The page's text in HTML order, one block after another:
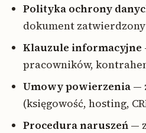
Polityka ochrony
dokument
Klauzule informacyjne
pracowników,
Umowy powierzenia —
(księgowość, hosting,
Procedura naruszeń —